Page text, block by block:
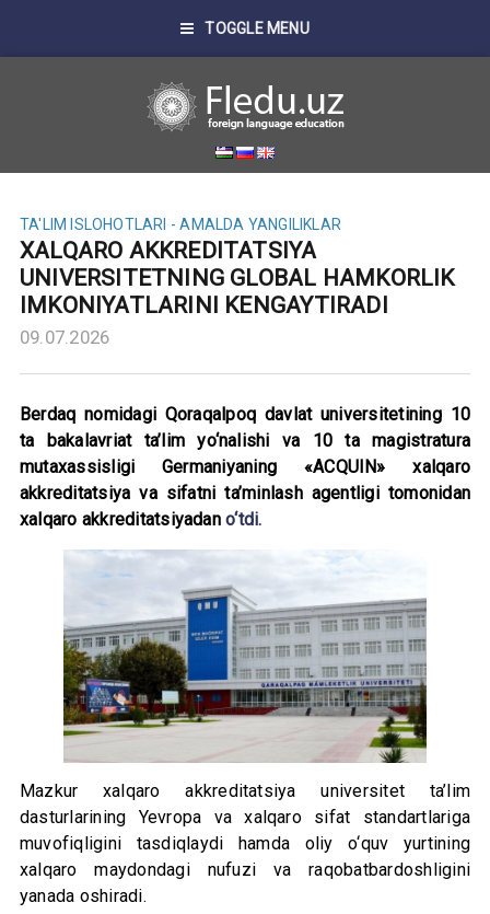
TOGGLE MENU
TA'LIM ISLOHOTLARI - AMALDA YANGILIKLAR
XALQARO AKKREDITATSIYA
UNIVERSITETNING GLOBAL HAMKORLIK
IMKONIYATLARINI KENGAYTIRADI
09.07.2026
Berdaq nomidagi Qoraqalpoq davlat universitetining 10
ta bakalavriat ta’lim yo‘nalishi va 10 ta magistratura
mutaxassisligi Germaniyaning «ACQUIN» xalqaro
akkreditatsiya va sifatni ta’minlash agentligi tomonidan
xalqaro akkreditatsiyadano‘tdi.
Mazkur xalqaro akkreditatsiya universitet ta’lim
dasturlarining Yevropa va xalqaro sifat standartlariga
muvofiqligini tasdiqlaydi hamda oliy o‘quv yurtining
xalqaro maydondagi nufuzi va raqobatbardoshligini
yanada oshiradi.